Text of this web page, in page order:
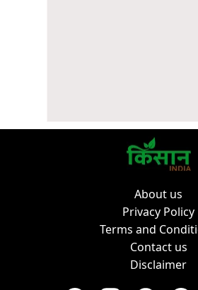
About us
Privacy Policy
Terms and
Contact us
Disclaimer